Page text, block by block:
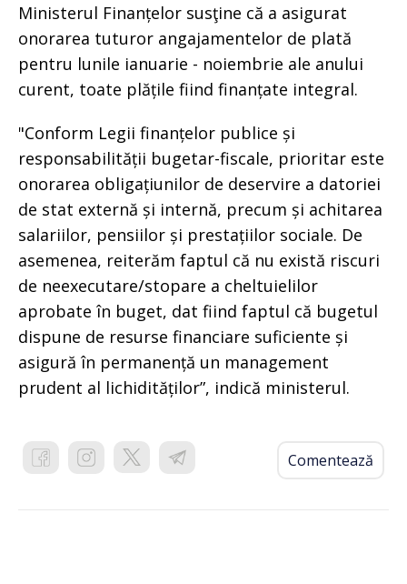
Ministerul Finanțelor susţine că a asigurat
onorarea tuturor angajamentelor de plată
pentru lunile ianuarie - noiembrie ale anului
curent, toate plățile fiind finanțate integral.
"Conform Legii finanțelor publice și
responsabilității bugetar-fiscale, prioritar este
onorarea obligațiunilor de deservire a datoriei
de stat externă și internă, precum și achitarea
salariilor, pensiilor și prestațiilor sociale. De
asemenea, reiterăm faptul că nu există riscuri
de neexecutare/stopare a cheltuielilor
aprobate în buget, dat fiind faptul că bugetul
dispune de resurse financiare suficiente și
asigură în permanență un management
prudent al lichidităților”, indică ministerul.
Comentează